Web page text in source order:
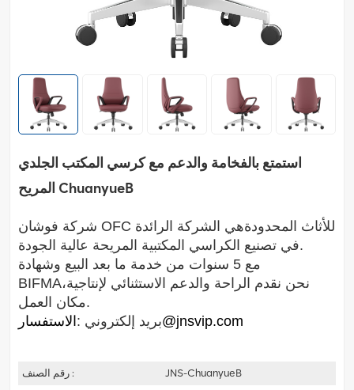
استمتع بالفخامة والدعم مع كرسي المكتب الجلدي
المريح ChuanyueB
شركة فوشان OFC للأثاث المحدودةهي الشركة الرائدة
في تصنيع الكراسي المكتبية المريحة عالية الجودة.
مع 5 سنوات من خدمة ما بعد البيع وشهادة
BIFMA،نحن نقدم الراحة والدعم الاستثنائي لإنتاجية
مكان العمل.
بريد إلكتروني :الاستفسار@jnsvip.com
رقم الصنف :
JNS-ChuanyueB